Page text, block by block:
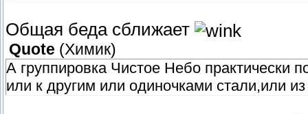
Общая беда сближает
Quote (Химик)
А группировка Чистое Небо практически
или к другим или одиночками стали,или